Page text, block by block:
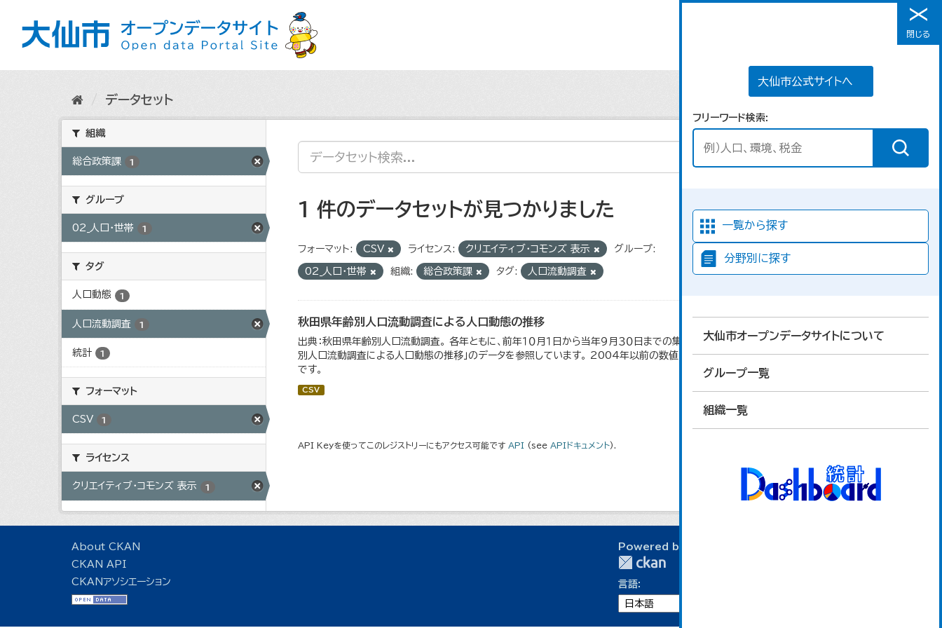
メニュー
大仙市公式サイトへ
フリーワード検索
一覧から探す
分野別に探す
大仙市オープンデータサイトについて
グループ一覧
組織一覧
閉じる
データセット
組織
総合政策課 1
グループ
02_人口・世帯 1
タグ
人口動態 1
人口流動調査 1
統計 1
フォーマット
CSV 1
ライセンス
クリエイティブ・コモンズ 表示 1
1 件のデータセットが見つかりました
フォーマット: CSV ライセンス: クリエイティブ・コモンズ 表示 グループ:
02_人口・世帯 組織: 総合政策課 タグ: 人口流動調査
秋田県年齢別人口流動調査による人口動態の推移
出典：秋田県年齢別人口流動調査。 各年ともに、前年１０月１日から当年９月３０日までの集計。 大仙市の統計「2-10 秋田県年齢
別人口流動調査による人口動態の推移」のデータを参照しています。 2004年以前の数値は合併前市町村の数値を合算したもの
です。
CSV
API Keyを使ってこのレジストリーにもアクセス可能です API (see APIドキュメント).
About CKAN
CKAN API
CKANアソシエーション
Powered by
言語